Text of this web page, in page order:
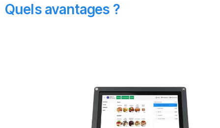
Quels avantages ?